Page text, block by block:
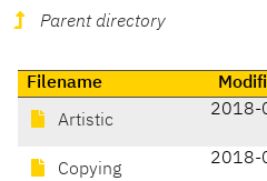
Parent directory
Filename
Artistic
2018-
Copying
2018-